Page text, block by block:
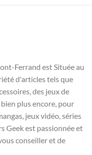
Ferrand est Située au
d'articles tels que
des jeux de
plus encore, pour
jeux vidéo, séries
Geek est passionnée et
conseiller et de